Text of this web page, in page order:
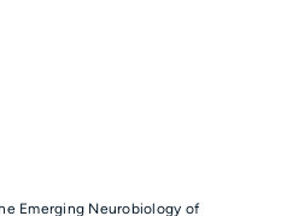
Emerging Neurobiology of